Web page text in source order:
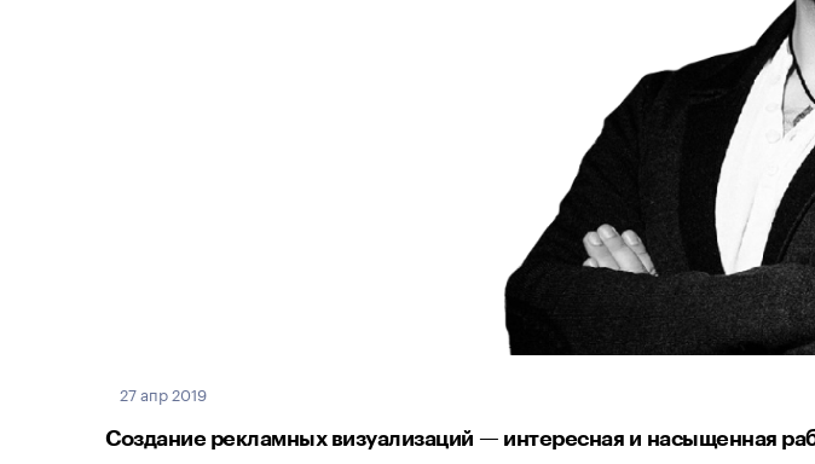
27 апр 2019
Создание рекламных визуализаций — интересная и насыщенная